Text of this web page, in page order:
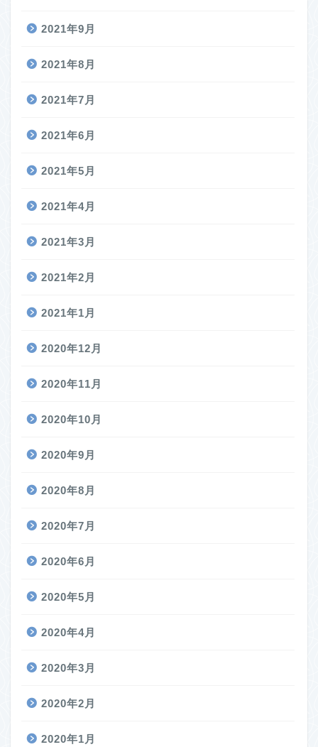
2021年9月
2021年8月
2021年7月
2021年6月
2021年5月
2021年4月
2021年3月
2021年2月
2021年1月
2020年12月
2020年11月
2020年10月
2020年9月
2020年8月
2020年7月
2020年6月
2020年5月
2020年4月
2020年3月
2020年2月
2020年1月